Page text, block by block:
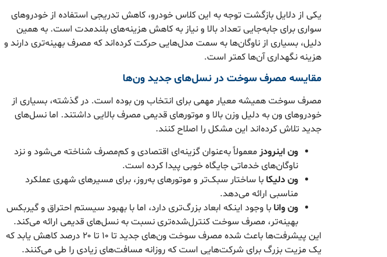
یکی از دلایل بازگشت توجه به این کلاس خودرو، کاهش تدریجی استفاده از خودروهای
سواری برای جابه‌جایی تعداد بالا و نیاز به کاهش هزینه‌های بلندمدت است. به همین
دلیل، بسیاری از ناوگان‌ها به سمت مدل‌هایی حرکت کرده‌اند که مصرف بهینه‌تری دارند و
هزینه نگهداری آن‌ها کمتر است.
مقایسه مصرف سوخت در نسل‌های جدید ون‌ها
مصرف سوخت همیشه معیار مهمی برای انتخاب ون بوده است. در گذشته، بسیاری از
خودروهای ون به دلیل وزن بالا و موتورهای قدیمی مصرف بالایی داشتند. اما نسل‌های
جدید تلاش کرده‌اند این مشکل را اصلاح کنند.
ون اینرودز معمولاً به‌عنوان گزینه‌ای اقتصادی و کم‌مصرف شناخته می‌شود و نزد
ناوگان‌های خدماتی جایگاه خوبی پیدا کرده است.
ون دلیکابا ساختار سبک‌تر و موتورهای به‌روز، برای مسیرهای شهری عملکرد
مناسبی ارائه می‌دهد.
ون وانابا وجود اینکه ابعاد بزرگ‌تری دارد، اما با بهبود سیستم احتراق و گیربکس
بهینه‌تر، مصرف سوخت کنترل‌شده‌تری نسبت به نسل‌های قدیمی ارائه می‌کند.
این پیشرفت‌ها باعث شده مصرف سوخت ون‌های جدید تا ۱۰ تا ۲۰ درصد کاهش یابد که
یک مزیت بزرگ برای شرکت‌هایی است که روزانه مسافت‌های زیادی را طی می‌کنند.